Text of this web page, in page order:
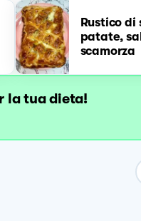
Rustico di
patate,
scamorza
la tua dieta!